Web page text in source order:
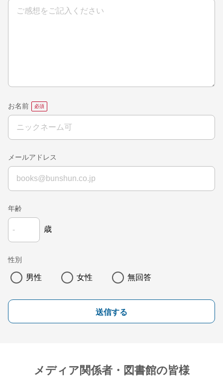
お名前
メールアドレス
年齢
歳
性別
男性 女性 無回答
送信する
メディア関係者・図書館の皆様